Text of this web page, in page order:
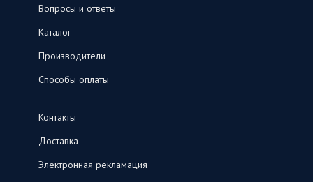
Вопросы и ответы
Каталог
Производители
Способы оплаты
Контакты
Доставка
Электронная рекламация